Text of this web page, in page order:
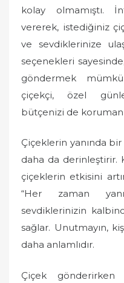
kolay olmamıştı.
vererek, istediğiniz
ve sevdiklerinize
seçenekleri
göndermek
çiçekçi, özel
bütçenizi de
Çiçeklerin yanında bir
daha da derinleştirir.
çiçeklerin etkisini
“Her zaman
sevdiklerinizin
sağlar. Unutmayın,
daha anlamlıdır.
Çiçek